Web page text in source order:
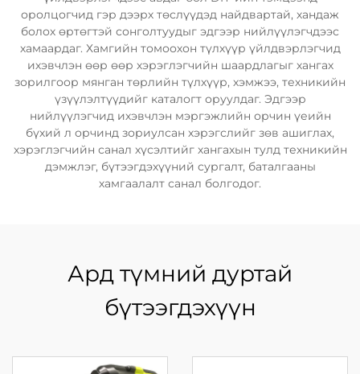
оролцогчид гэр дээрх төслүүдэд найдвартай, хандаж
болох өртөгтэй сонголтуудыг эдгээр нийлүүлэгчдээс
хамаардаг. Хамгийн томоохон түлхүүр үйлдвэрлэгчид
ихэвчлэн өөр өөр хэрэглэгчийн шаардлагыг хангах
зорилгоор мянган төрлийн түлхүүр, хэмжээ, техникийн
үзүүлэлтүүдийг каталогт оруулдаг. Эдгээр
нийлүүлэгчид ихэвчлэн мэргэжлийн орчин үеийн
бүхий л орчинд зориулсан хэрэгслийг зөв ашиглах,
хэрэглэгчийн санал хүсэлтийг хангахын тулд техникийн
дэмжлэг, бүтээгдэхүүний сургалт, баталгааны
хамгаалалт санал болгодог.
Ард түмний дуртай
бүтээгдэхүүн